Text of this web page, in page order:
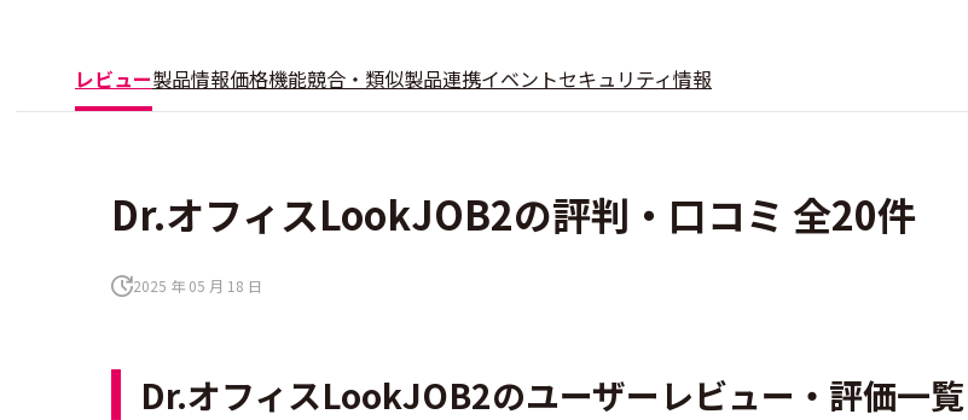
レビュー製品情報価格機能競合・類似製品連携イベントセキュリティ情報
Dr.オフィスLookJOB2の評判・口コミ 全20件
2025 年 05 月 18 日
Dr.オフィスLookJOB2のユーザーレビュー・評価一覧